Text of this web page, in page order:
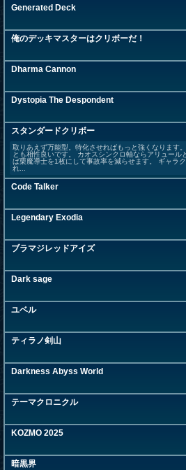
Generated Deck
俺のデッキマスターはクリボーだ！
Dharma Cannon
Dystopia The Despondent
スタンダードクリボー
取りあえず万能型。特化させればもっと強くなります
とも相性良いです。 カオスシンクロ軸ならアリュール
ば栗魔導士を1枚にして事故率を減らせます。 ギャラ
れ...
Code Talker
Legendary Exodia
ブラマジレッドアイズ
Dark sage
ユベル
ティラノ剣山
Darkness Abyss World
テーマクロニクル
KOZMO 2025
暗黒界